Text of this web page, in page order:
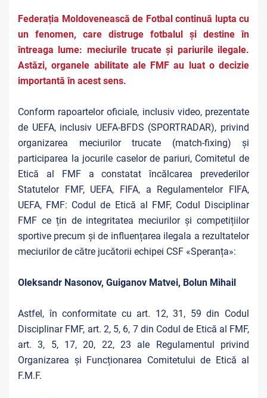
Federația Moldovenească de Fotbal continuă lupta cu
un fenomen, care distruge fotbalul și destine în
întreaga lume: meciurile trucate și pariurile ilegale.
Astăzi, organele abilitate ale FMF au luat o decizie
importantă în acest sens.
Conform rapoartelor oficiale, inclusiv video, prezentate
de UEFA, inclusiv UEFA-BFDS (SPORTRADAR), privind
organizarea meciurilor trucate (match-fixing) și
participarea la jocurile caselor de pariuri, Comitetul de
Etică al FMF a constatat încălcarea prevederilor
Statutelor FMF, UEFA, FIFA, a Regulamentelor FIFA,
UEFA, FMF: Codul de Etică al FMF, Codul Disciplinar
FMF ce țin de integritatea meciurilor și competițiilor
sportive precum și de influențarea ilegala a rezultatelor
meciurilor de către jucătorii echipei CSF «Speranța»:
Oleksandr Nasonov, Guiganov Matvei, Bolun Mihail
Astfel, în conformitate cu art. 12, 31, 59 din Codul
Disciplinar FMF, art. 2, 5, 6, 7 din Codul de Etică al FMF,
art. 3, 5, 17, 20, 22, 23 ale Regulamentul privind
Organizarea și Funcționarea Comitetului de Etică al
F.M.F.